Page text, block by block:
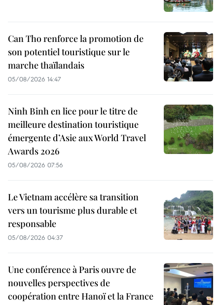
Can Tho renforce la promotion de
son potentiel touristique sur le
marche thaïlandais
05/08/2026 14:47
Ninh Binh en lice pour le titre de
meilleure destination touristique
émergente d’Asie aux World Travel
Awards 2026
05/08/2026 07:56
Le Vietnam accélère sa transition
vers un tourisme plus durable et
responsable
05/08/2026 04:37
Une conférence à Paris ouvre de
nouvelles perspectives de
coopération entre Hanoï et la France